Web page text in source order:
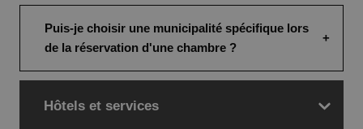
Puis-je choisir une municipalité spécifique lors
de la réservation d'une chambre ?
Hôtels et services